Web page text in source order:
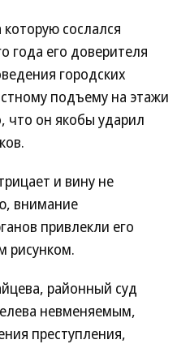
сослался
года его доверителя
городских
подъему на этажи
что он якобы ударил
и вину не
внимание
привлекли его
рисунком.
районный суд
невменяемым,
преступления,